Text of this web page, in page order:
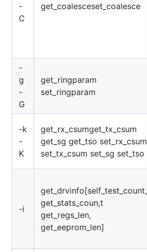
-
C
get_coalesceset_coalesce
-
g
-
G
get_ringparam
set_ringparam
-k
-
K
get_rx_csumget_tx_csum
get_sg get_tso set_rx_csum
set_tx_csum set_sg set_tso
-i
get_drvinfo[self_test_count,
get_stats_coun,t
get_regs_len,
get_eeprom_len]